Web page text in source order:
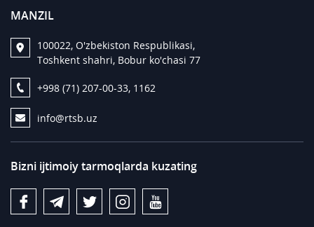
MANZIL
100022, O'zbekiston Respublikasi,
Toshkent shahri, Bobur ko'chasi 77
+998 (71) 207-00-33, 1162
info@rtsb.uz
Bizni ijtimoiy tarmoqlarda kuzating